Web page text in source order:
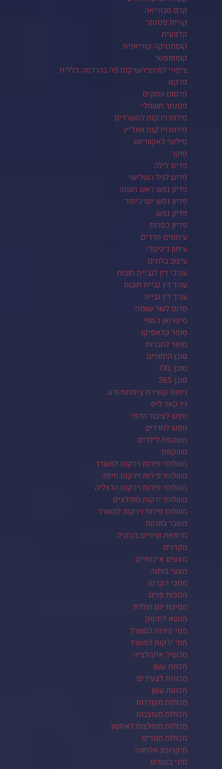
קרם סבוריאה
קניית פסנתר
קלנועית
קוסמטיקה קוריאנית
קומפוסטר
ציפויי למינציהשיקום פה בהרדמה כללית
פרקט
פרסום עסקים
פסנתר חשמלי
פירות וירקות למשרדים
פירות וירקות אונליין
פילטר לאקווריום
פוקר
פדים לילה
פדים לגיל השלישי
פדיון נפש ראש השנה
פדיון נפש יום כיפור
פדיון נפש
פדיון כפרות
עיתונים חרדים
עיתון דיגיטלי
עיצוב בלונים
עורכי דין לגביית חובות
עורך דין גביית חובות
עורך דין גבייה
סרום לעור שומני
סיטרואן ג'מפי
סופר קלאסיקו
סופר לחברות
סוכן הימורים
סוכן 7XL
סוכן 365
ניתוח קשירת צינורות זרע
ניו קאר ליס
נופש לציבור הדתי
נופש לחרדים
משקפת לילדים
משקפת
משלוחי פירות וירקות למשרד
משלוחי פירות וירקות חיפה
משלוחי פירות וירקות הרצליה
משלוחי ירקות מומלצים
משלוח פירות וירקות למשרד
משבר בזוגיות
מרפאת שיניים בנתניה
מקרנים
מצעים איכותיים
מצעי כותנה
מסכי הקרנה
מסכות פנים
מסיבת יום הולדת
מנשא לתינוק
מנוי פירות למשרד
מנוי ירקות למשרד
מכשיר אינהלציה
מכונת עשן
מכונית לצעירים
מכונות עשן
מכולות מקוררות
מכולות מעוצבות
מכולות מומלצות לאחסון
מכולות מגורים
מיקרופון אלחוטי
מיני בשמים